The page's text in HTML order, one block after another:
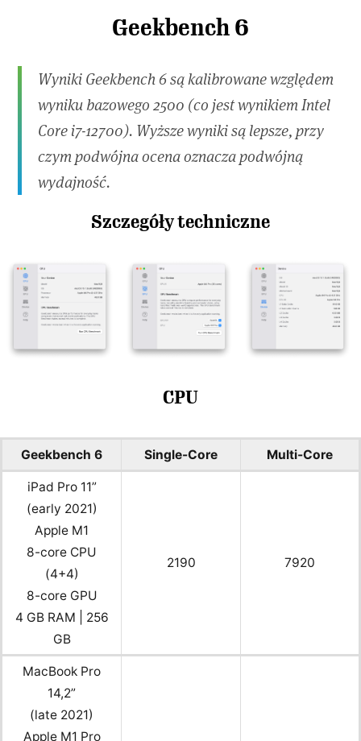
Geekbench 6
Wyniki Geekbench 6 są kalibrowane względem
wyniku bazowego 2500 (co jest wynikiem Intel
Core i7-12700). Wyższe wyniki są lepsze, przy
czym podwójna ocena oznacza podwójną
wydajność.
Szczegóły techniczne
CPU
Geekbench 6 Single-Core Multi-Core
iPad Pro 11”
(early 2021)
Apple M1
8-core CPU
(4+4)
8-core GPU
4 GB RAM | 256
GB
2190 7920
MacBook Pro
14,2”
(late 2021)
Apple M1 Pro